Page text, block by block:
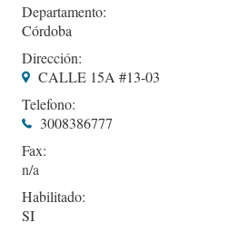
Departamento:
Córdoba
Dirección:
CALLE 15A #13-03
Telefono:
3008386777
Fax:
Habilitado:
SI